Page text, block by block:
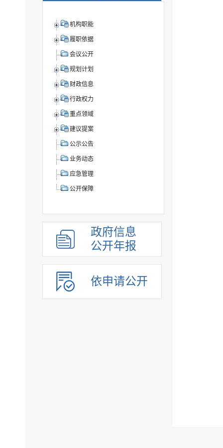
机构职能
履职依据
会议公开
规划计划
财政信息
行政权力
重点领域
建议提案
公示公告
业务动态
应急管理
公开保障
政府信息
公开年报
依申请公开